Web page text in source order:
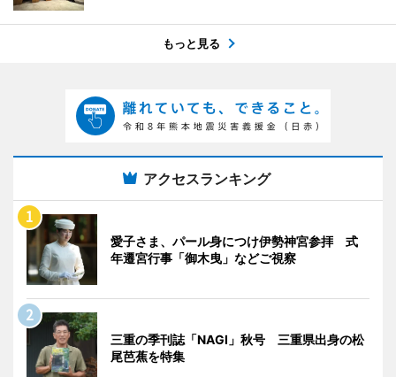
もっと見る
アクセスランキング
愛子さま、パール身につけ伊勢神宮参拝 式
年遷宮行事「御木曳」などご視察
三重の季刊誌「NAGI」秋号 三重県出身の松
尾芭蕉を特集